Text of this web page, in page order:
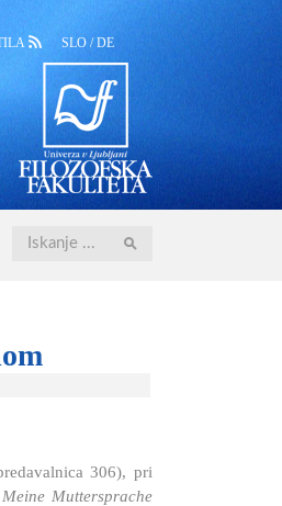
SLO /DE
Iskanje
306), pri
Meine Muttersprache